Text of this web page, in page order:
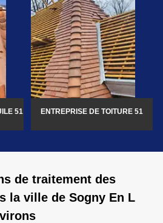
51 ENTREPRISE DE TOITURE 51
de traitement des
la ville de Sogny En L